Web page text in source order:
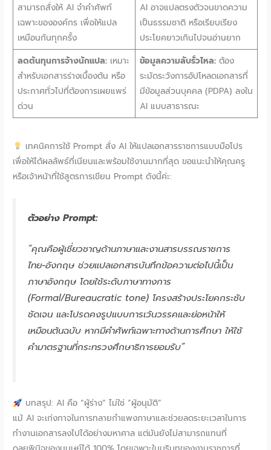
สามารถสั่งให้ AI จำคำศัพท์
เฉพาะขององค์กร เพื่อให้แปล
เหมือนกันทุกครั้ง
AI อาจแปลตรงตัวจนขาดความ
เป็นธรรมชาติ หรือเรียบเรียง
ประโยคยาวเกินไปจนอ่านยาก
ลดต้นทุนการจ้างนักแปล:เหมาะ
สำหรับเอกสารร่างเบื้องต้น หรือ
ประกาศทั่วไปที่ต้องการเผยแพร่
ด่วน
ข้อมูลความลับรั่วไหล:ต้อง
ระมัดระวังการอัปโหลดเอกสารที่
มีข้อมูลส่วนบุคคล (PDPA) ลงใน
AI แบบสาธารณะ
เทคนิคการใช้ Prompt สั่ง AI ให้แปลเอกสารราชการแบบมือโปร
เพื่อให้ได้ผลลัพธ์ที่เนียนและพร้อมใช้งานมากที่สุด ขอแนะนำให้คุณครู
หรือเจ้าหน้าที่ใช้สูตรการเขียน Prompt ดังนี้ค่ะ:
ตัวอย่าง Prompt:
“คุณคือผู้เชี่ยวชาญด้านภาษาและงานสารบรรณราชการ
ไทย-อังกฤษ ช่วยแปลเอกสารบันทึกข้อความต่อไปนี้เป็น
ภาษาอังกฤษ โดยใช้ระดับภาษาทางการ
(Formal/Bureaucratic tone) โครงสร้างประโยคกระชับ
ชัดเจน และโปรดคงรูปแบบการเว้นวรรคและย่อหน้าให้
เหมือนต้นฉบับ หากมีคำศัพท์เฉพาะทางด้านการศึกษา ให้ใช้
คำมาตรฐานที่กระทรวงศึกษาธิการยอมรับ”
บทสรุป: AI คือ “ผู้ร่าง” ไม่ใช่ “ผู้อนุมัติ”
แม้ AI จะเก่งกาจในการทลายกำแพงภาษาและช่วยลดระยะเวลาในการ
ทำงานเอกสารลงไปได้อย่างมหาศาล แต่มันยังไม่สามารถแทนที่